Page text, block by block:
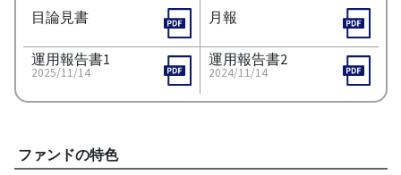
目論見書
月報
運用報告書1
2025/11/14
運用報告書2
2024/11/14
ファンドの特色